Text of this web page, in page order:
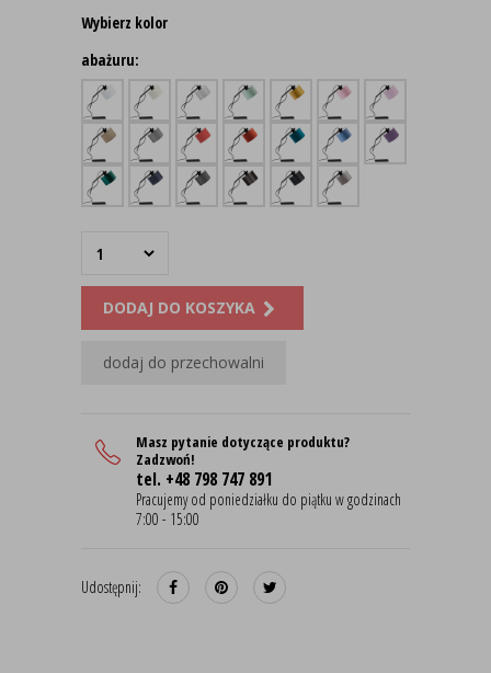
Wybierz kolor
abażuru:
DODAJ DO KOSZYKA
dodaj do przechowalni
Masz pytanie dotyczące produktu?
Zadzwoń!
tel. +48 798 747 891
Pracujemy od poniedziałku do piątku w godzinach
7:00 - 15:00
Udostępnij: